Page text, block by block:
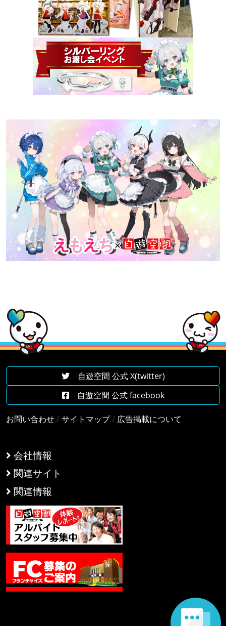
会社情報
関連サイト
関連情報
自遊空間 公式 X(twitter)
自遊空間 公式 facebook
お問い合わせ/サイトマップ/ 広告掲載について